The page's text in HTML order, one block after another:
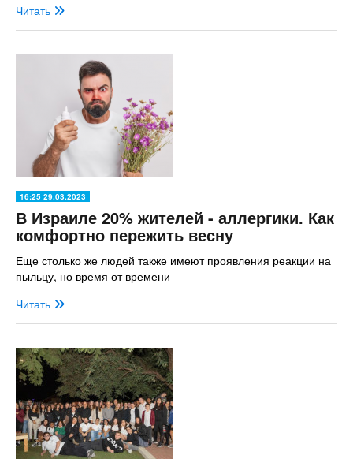
Читать
16:25 29.03.2023
В Израиле 20% жителей - аллергики. Как
комфортно пережить весну
Еще столько же людей также имеют проявления реакции на
пыльцу, но время от времени
Читать